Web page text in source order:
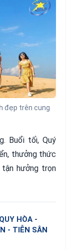
đẹp trên cung
Buổi tối, Quý
thưởng thức
hưởng trọn
HÒA -
- TIỄN SÂN